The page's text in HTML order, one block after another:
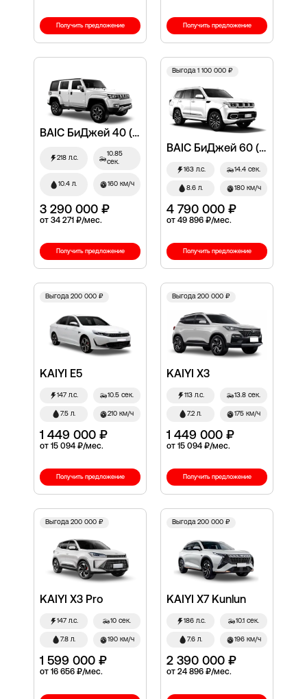
Получить предложение Получить предложение
BAIC БиДжей 40 (BJ40)
218 л.с.
10.85
сек.
10.4 л. 160 км/ч
3 290 000 ₽
от 34 271 ₽/мес.
Получить предложение
Выгода 1 100 000 ₽
BAIC БиДжей 60 (BJ60)
163 л.с. 14.4 сек.
8.6 л. 180 км/ч
4 790 000 ₽
от 49 896 ₽/мес.
Получить предложение
Выгода 200 000 ₽
KAIYI E5
147 л.с. 10.5 сек.
7.5 л. 210 км/ч
1 449 000 ₽
от 15 094 ₽/мес.
Получить предложение
Выгода 200 000 ₽
KAIYI X3
113 л.с. 13.8 сек.
7.2 л. 175 км/ч
1 449 000 ₽
от 15 094 ₽/мес.
Получить предложение
Выгода 200 000 ₽
KAIYI X3 Pro
147 л.с. 10 сек.
7.8 л. 190 км/ч
1 599 000 ₽
от 16 656 ₽/мес.
Выгода 200 000 ₽
KAIYI X7 Kunlun
186 л.с. 10.1 сек.
7.6 л. 196 км/ч
2 390 000 ₽
от 24 896 ₽/мес.